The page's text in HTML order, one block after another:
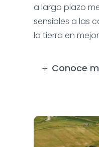
a largo plazo
sensibles a las
la tierra en
Conoce